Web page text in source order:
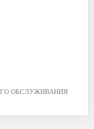
ОБСЛУЖИВАНИЯ